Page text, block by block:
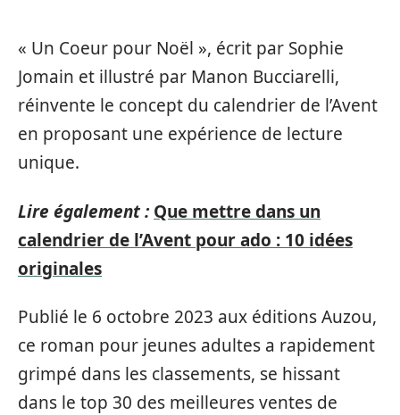
« Un Coeur pour Noël », écrit par Sophie
Jomain et illustré par Manon Bucciarelli,
réinvente le concept du calendrier de l’Avent
en proposant une expérience de lecture
unique.
Lire également : Que mettre dans un
calendrier de l’Avent pour ado : 10 idées
originales
Publié le 6 octobre 2023 aux éditions Auzou,
ce roman pour jeunes adultes a rapidement
grimpé dans les classements, se hissant
dans le top 30 des meilleures ventes de